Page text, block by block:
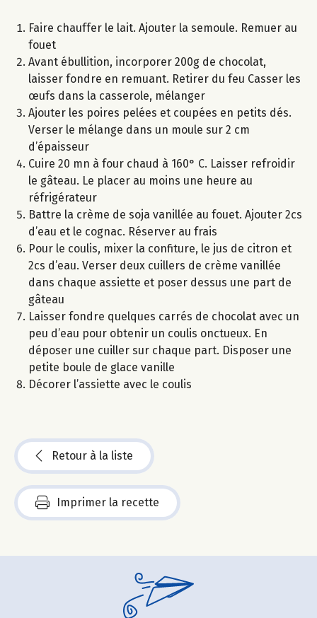
Faire chauffer le lait. Ajouter la semoule. Remuer au
fouet
Avant ébullition, incorporer 200g de chocolat,
laisser fondre en remuant. Retirer du feu Casser les
œufs dans la casserole, mélanger
Ajouter les poires pelées et coupées en petits dés.
Verser le mélange dans un moule sur 2 cm
d’épaisseur
Cuire 20 mn à four chaud à 160° C. Laisser refroidir
le gâteau. Le placer au moins une heure au
réfrigérateur
Battre la crème de soja vanillée au fouet. Ajouter 2cs
d’eau et le cognac. Réserver au frais
Pour le coulis, mixer la confiture, le jus de citron et
2cs d’eau. Verser deux cuillers de crème vanillée
dans chaque assiette et poser dessus une part de
gâteau
Laisser fondre quelques carrés de chocolat avec un
peu d’eau pour obtenir un coulis onctueux. En
déposer une cuiller sur chaque part. Disposer une
petite boule de glace vanille
Décorer l’assiette avec le coulis
Retour à la liste
Imprimer la recette